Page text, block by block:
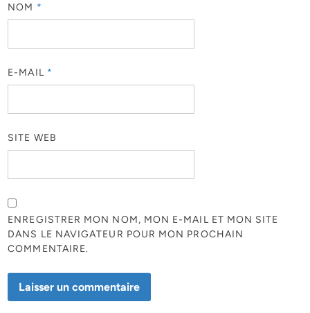
NOM *
E-MAIL *
SITE WEB
ENREGISTRER MON NOM, MON E-MAIL ET MON SITE
DANS LE NAVIGATEUR POUR MON PROCHAIN
COMMENTAIRE.